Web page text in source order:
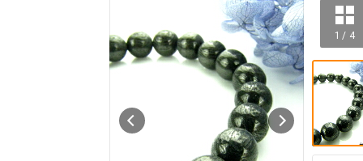
1 / 4